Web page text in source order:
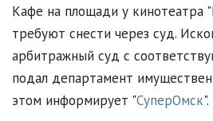
Кафе на площади у кинотеатра
требуют снести через суд.
арбитражный суд с
подал департамент
этом информирует "СуперОмск".